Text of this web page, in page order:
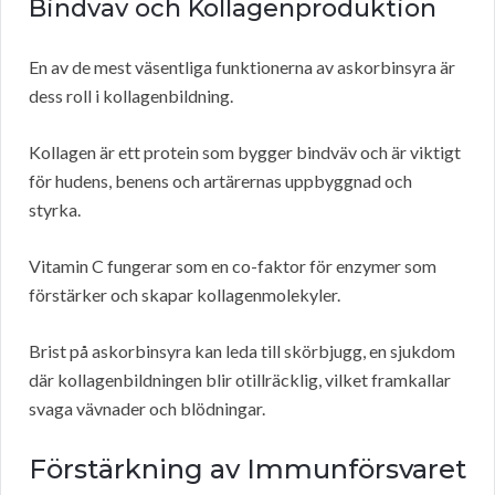
Bindväv och Kollagenproduktion
En av de mest väsentliga funktionerna av askorbinsyra är
dess roll i kollagenbildning.
Kollagen är ett protein som bygger bindväv och är viktigt
för hudens, benens och artärernas uppbyggnad och
styrka.
Vitamin C fungerar som en co-faktor för enzymer som
förstärker och skapar kollagenmolekyler.
Brist på askorbinsyra kan leda till skörbjugg, en sjukdom
där kollagenbildningen blir otillräcklig, vilket framkallar
svaga vävnader och blödningar.
Förstärkning av Immunförsvaret